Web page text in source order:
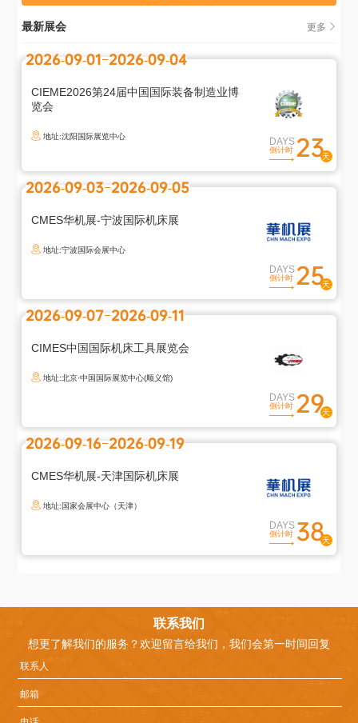
最新展会 更多
2026-09-01 2026-09-04
CIEME2026第24届中国国际装备制造业博
览会
地址:沈阳国际展览中心 DAYS
倒计时 23
2026-09-03 2026-09-05
CMES华机展-宁波国际机床展
地址:宁波国际会展中心
DAYS
倒计时 25
2026-09-07 2026-09-11
CIMES中国国际机床工具展览会
地址:北京·中国国际展览中心(顺义馆)
DAYS
倒计时 29
2026-09-16 2026-09-19
CMES华机展-天津国际机床展
地址:国家会展中心（天津）
DAYS
倒计时 38
联系我们
想更了解我们的服务？欢迎留言给我们，我们会第一时间回复
退
出
登
录
吗